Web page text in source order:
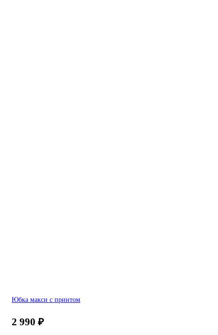
Юбка макси с принтом
2 990 ₽